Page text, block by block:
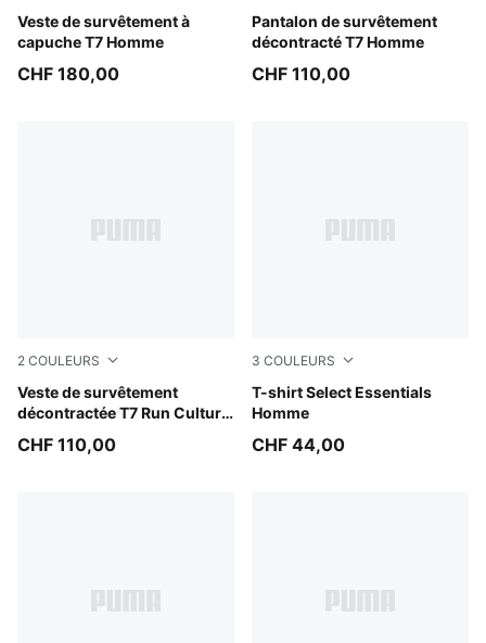
Veste de survêtement à
capuche T7 Homme
Birch
CHF 180,00
Pantalon de survêtement
décontracté T7 Homme
Puma Black
CHF 110,00
2 COULEURS
Veste de survêtement
décontractée T7 Run Culture
Chai Latte
CHF 110,00
3 COULEURS
T-shirt Select Essentials
Homme
Medium Gray Heather
CHF 44,00